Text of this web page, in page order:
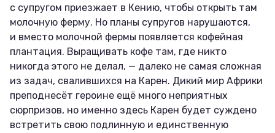
с супругом приезжает в Кению, чтобы открыть там
молочную ферму. Но планы супругов нарушаются,
и вместо молочной фермы появляется кофейная
плантация. Выращивать кофе там, где никто
никогда этого не делал, — далеко не самая сложная
из задач, свалившихся на Карен. Дикий мир Африки
преподнесёт героине ещё много неприятных
сюрпризов, но именно здесь Карен будет суждено
встретить свою подлинную и единственную